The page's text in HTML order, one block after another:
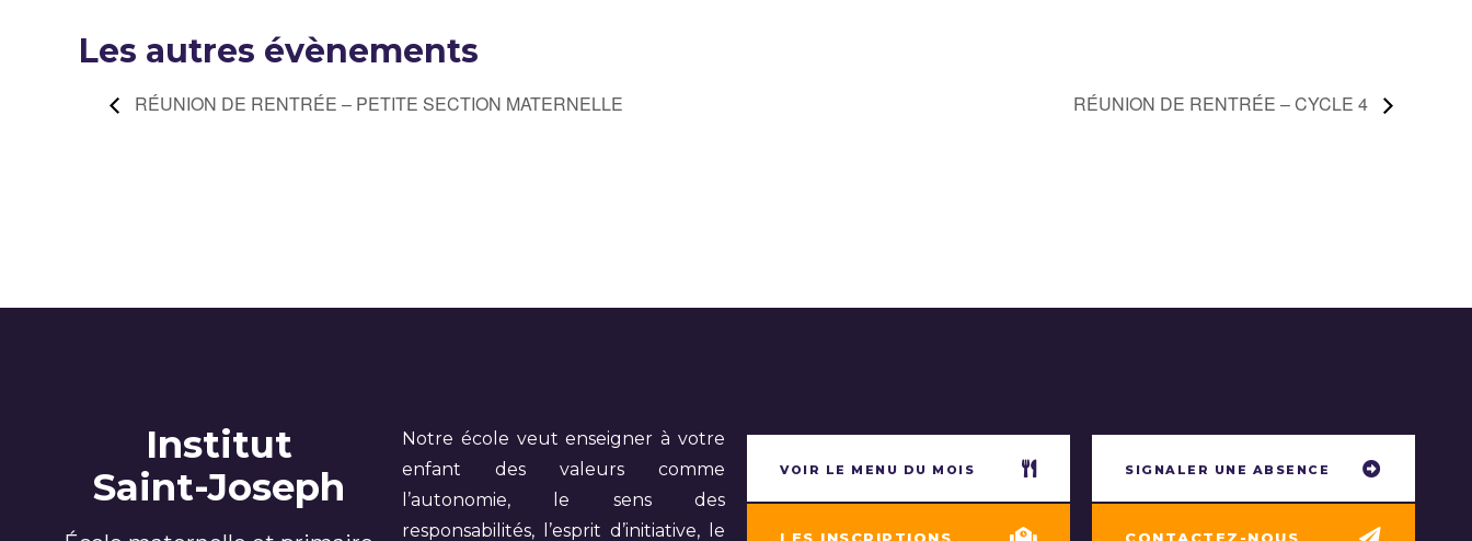
Les autres évènements
RÉUNION DE RENTRÉE – PETITE SECTION MATERNELLE RÉUNION DE RENTRÉE – CYCLE 4
Institut
Saint-Joseph
Notre école veut enseigner à votre
enfant des valeurs comme
l’autonomie, le sens des
responsabilités, l’esprit d’initiative, le
VOIR LE MENU DU MOIS
LES INSCRIPTIONS
SIGNALER UNE ABSENCE
CONTACTEZ-NOUS